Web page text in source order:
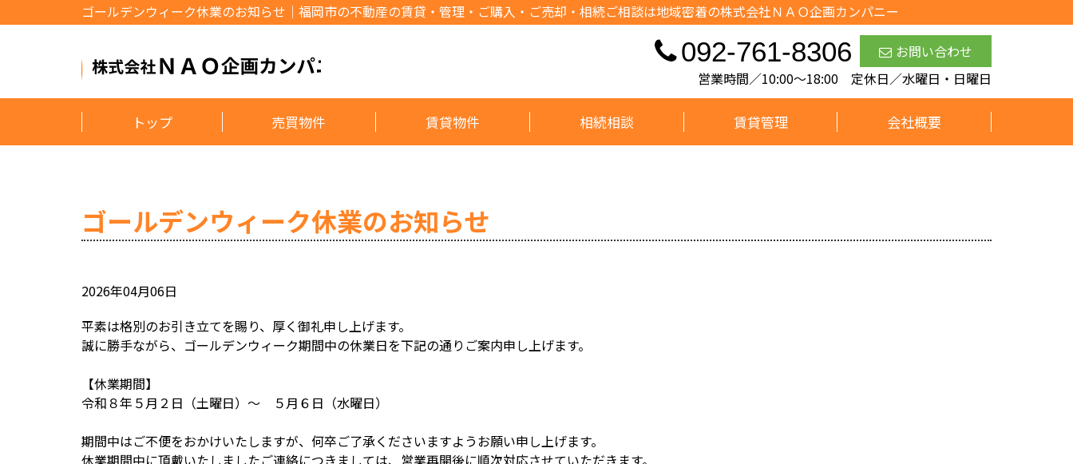
ゴールデンウィーク休業のお知らせ｜福岡市の不動産の賃貸・管理・ご購入・ご売却・相続ご相談は地域密着の株式会社ＮＡＯ企画カンパニー
092-761-8306
お問い合わせ
営業時間／10:00～18:00 定休日／水曜日・日曜日
トップ 売買物件 賃貸物件 相続相談 賃貸管理 会社概要
ゴールデンウィーク休業のお知らせ
2026年04月06日
平素は格別のお引き立てを賜り、厚く御礼申し上げます。
誠に勝手ながら、ゴールデンウィーク期間中の休業日を下記の通りご案内申し上げます。
【休業期間】
令和８年５月２日（土曜日）～ ５月６日（水曜日）
期間中はご不便をおかけいたしますが、何卒ご了承くださいますようお願い申し上げます。
休業期間中に頂戴いたしましたご連絡につきましては、営業再開後に順次対応させていただきます。